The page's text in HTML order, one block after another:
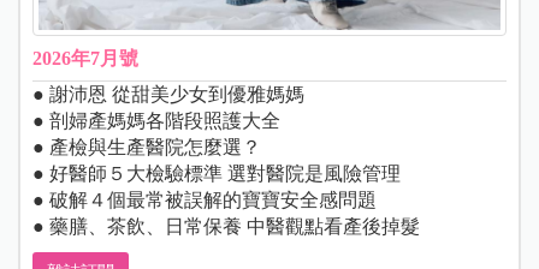
2026年7月號
● 謝沛恩 從甜美少女到優雅媽媽
● 剖婦產媽媽各階段照護大全
● 產檢與生產醫院怎麼選？
● 好醫師５大檢驗標準 選對醫院是風險管理
● 破解４個最常被誤解的寶寶安全感問題
● 藥膳、茶飲、日常保養 中醫觀點看產後掉髮